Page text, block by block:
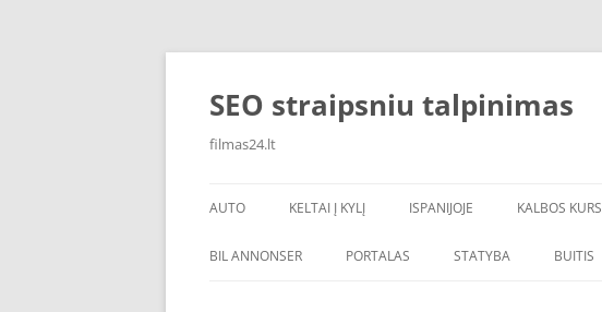
Skip
SEO straipsniu talpinimas
filmas24.lt
AUTO KELTAI Į KYLĮ ISPANIJOJE KALBOS
BIL ANNONSER PORTALAS STATYBA BUITIS